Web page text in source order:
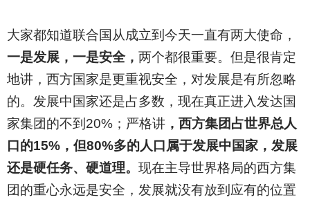
大家都知道联合国从成立到今天一直有两大使命，
一是发展，一是安全， 两个都很重要。但是很肯定
地讲，西方国家是更重视安全，对发展是有所忽略
的。发展中国家还是占多数，现在真正进入发达国
家集团的不到20%；严格讲，西方集团占世界总人
口的15%，但80%多的人口属于发展中国家，发展
还是硬任务、硬道理。 现在主导世界格局的西方集
团的重心永远是安全，发展就没有放到应有的位置